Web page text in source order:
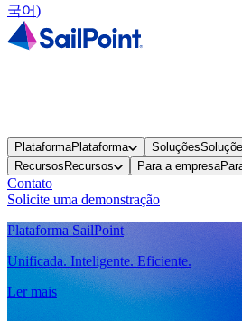
국어)
PlataformaPlataforma Soluções
Recursos Recursos Para a empresa
Contato
Solicite uma demonstração
Plataforma SailPoint
Unificada. Inteligente. Eficiente.
Ler mais